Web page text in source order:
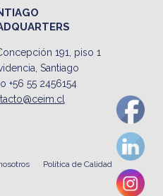
191, piso 1
Santiago
+56 55 2456154
Política de Calidad